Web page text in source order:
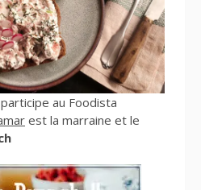
au Foodista
est la marraine et le